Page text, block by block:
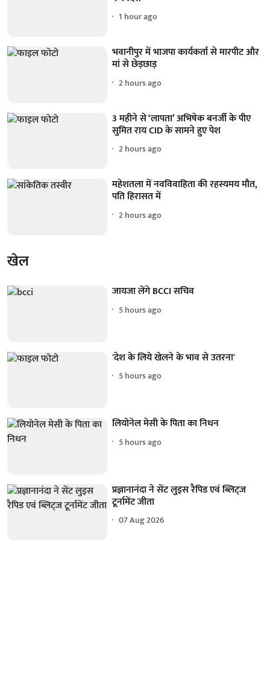
1 hour ago
भवानीपुर में भाजपा कार्यकर्ता से मारपीट और
मां से छेड़छाड़
2 hours ago
3 महीने से ‘लापता’ अभिषेक बनर्जी के पीए
सुमित राय CID के सामने हुए पेश
2 hours ago
महेशतला में नवविवाहिता की रहस्यमय मौत,
पति हिरासत में
2 hours ago
खेल
जायजा लेंगे BCCI सचिव
5 hours ago
'देश के लिये खेलने के भाव से उतरना'
5 hours ago
लियोनेल मेसी के पिता का निधन
5 hours ago
प्रज्ञानानंदा ने सेंट लुइस रैपिड एवं ब्लिट्ज
टूर्नामेंट जीता
07 Aug 2026